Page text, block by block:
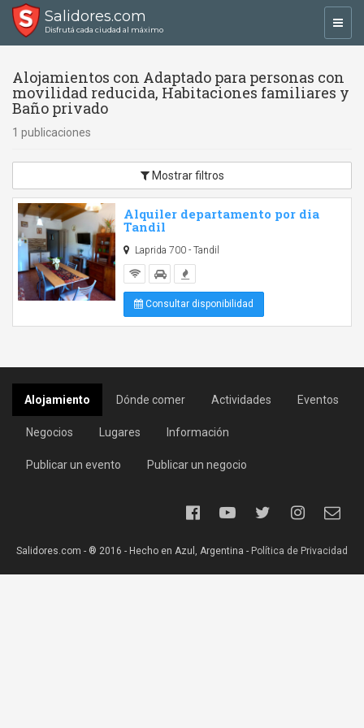
Salidores.com
Disfrutá cada ciudad al máximo
Alojamientos con Adaptado para personas con
movilidad reducida, Habitaciones familiares y
Baño privado
1 publicaciones
Mostrar filtros
Alquiler departamento por dia
Tandil
Laprida 700 - Tandil
Consultar disponibilidad
Alojamiento Dónde comer Actividades Eventos
Negocios Lugares Información
Publicar un evento Publicar un negocio
Salidores.com - ® 2016 - Hecho en Azul, Argentina - Política de Privacidad